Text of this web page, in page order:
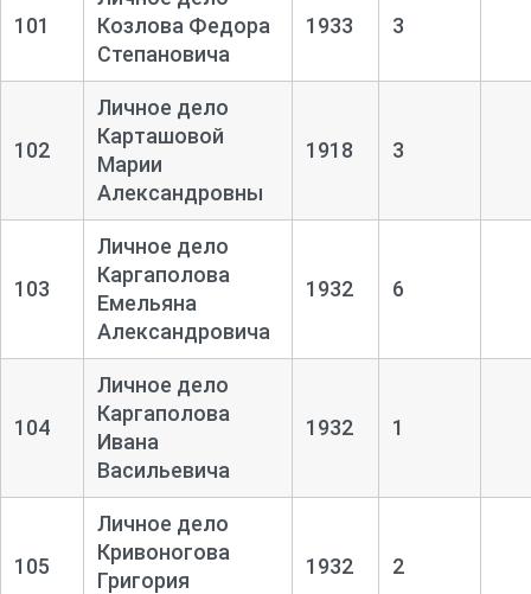
101
Козлова Федора
Степановича
1933 3
102
Личное дело
Карташовой
Марии
Александровны
1918 3
103
Личное дело
Каргаполова
Емельяна
Александровича
1932 6
104
Личное дело
Каргаполова
Ивана
Васильевича
1932 1
105
Личное дело
Кривоногова
Григория
1932 2